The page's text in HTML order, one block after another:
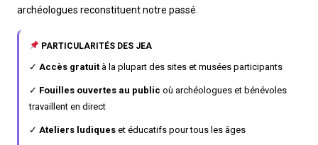
archéologues reconstituent notre passé.
PARTICULARITÉS DES JEA
✓ Accès gratuit à la plupart des sites et musées participants
✓ Fouilles ouvertes au public où archéologues et bénévoles
travaillent en direct
✓ Ateliers ludiques et éducatifs pour tous les âges